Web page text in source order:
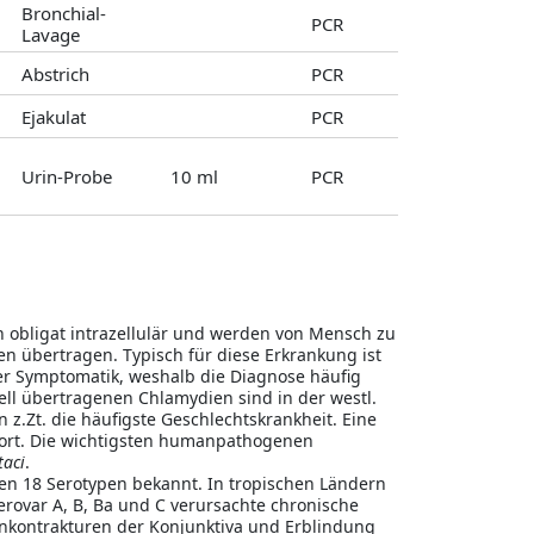
Bronchial-
Lavage
PCR
Abstrich
PCR
Ejakulat
PCR
Urin-Probe 10 ml PCR
obligat intrazellulär und werden von Mensch zu
übertragen. Typisch für diese Erkrankung ist
weshalb die Diagnose häufig
übertragenen Chlamydien sind in der westl.
die häufigste Geschlechtskrankheit. Eine
Die wichtigsten humanpathogenen
.
18 Serotypen bekannt. In tropischen Ländern
A, B, Ba und C verursachte chronische
der Konjunktiva und Erblindung